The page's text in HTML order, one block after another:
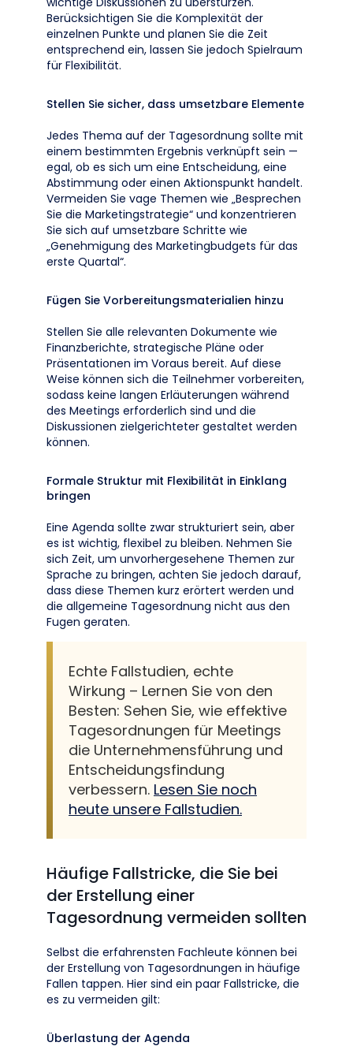
Berücksichtigen Sie die Komplexität der
einzelnen Punkte und planen Sie die Zeit
entsprechend ein, lassen Sie jedoch Spielraum
für Flexibilität.
Stellen Sie sicher, dass umsetzbare Elemente
Jedes Thema auf der Tagesordnung sollte mit
einem bestimmten Ergebnis verknüpft sein —
egal, ob es sich um eine Entscheidung, eine
Abstimmung oder einen Aktionspunkt handelt.
Vermeiden Sie vage Themen wie „Besprechen
Sie die Marketingstrategie“ und konzentrieren
Sie sich auf umsetzbare Schritte wie
„Genehmigung des Marketingbudgets für das
erste Quartal“.
Fügen Sie Vorbereitungsmaterialien hinzu
Stellen Sie alle relevanten Dokumente wie
Finanzberichte, strategische Pläne oder
Präsentationen im Voraus bereit. Auf diese
Weise können sich die Teilnehmer vorbereiten,
sodass keine langen Erläuterungen während
des Meetings erforderlich sind und die
Diskussionen zielgerichteter gestaltet werden
können.
Formale Struktur mit Flexibilität in Einklang
bringen
Eine Agenda sollte zwar strukturiert sein, aber
es ist wichtig, flexibel zu bleiben. Nehmen Sie
sich Zeit, um unvorhergesehene Themen zur
Sprache zu bringen, achten Sie jedoch darauf,
dass diese Themen kurz erörtert werden und
die allgemeine Tagesordnung nicht aus den
Fugen geraten.
Echte Fallstudien, echte
Wirkung – Lernen Sie von den
Besten: Sehen Sie, wie effektive
Tagesordnungen für Meetings
die Unternehmensführung und
Entscheidungsfindung
verbessern. Lesen Sie noch
heute unsere Fallstudien.
Häufige Fallstricke, die Sie bei
der Erstellung einer
Tagesordnung vermeiden sollten
Selbst die erfahrensten Fachleute können bei
der Erstellung von Tagesordnungen in häufige
Fallen tappen. Hier sind ein paar Fallstricke, die
es zu vermeiden gilt:
Überlastung der Agenda